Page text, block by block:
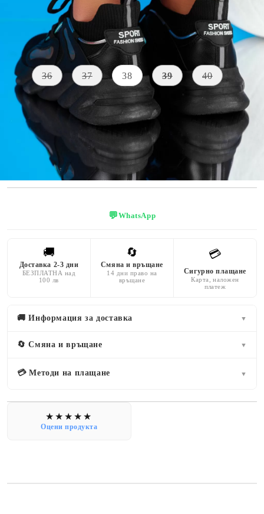
Размер на обувки: Таблица с размери
36 37 38 39 40
ЦВЯТ
черен
МАТЕРИАЛ
Екологична
кожа
Текстил
ВИСОЧИНА
НА
ПОДМЕТКАТА
💬WhatsApp
🚚
Доставка 2-3 дни
БЕЗПЛАТНА над
100 лв
🔄
Смяна и връщане
14 дни право на
връщане
💳
Сигурно плащане
Карта, наложен
платеж
🚚 Информация за доставка ▼
🔄 Смяна и връщане ▼
💳 Методи на плащане ▼
Оцени продукта